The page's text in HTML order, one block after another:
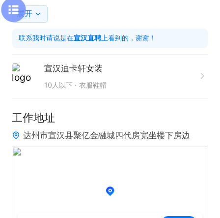
热爱时尚女装，审美在线
性格开朗善于沟通，亲和力强
有服装销售经验者优先
展开
联系我时请说是在宣汉直聘上看到的，谢谢！
宣汉迪卡轩女装
10人以下 衣服鞋帽
工作地址
达州市宣汉县聚亿金融城四代房宽坐楼下房边